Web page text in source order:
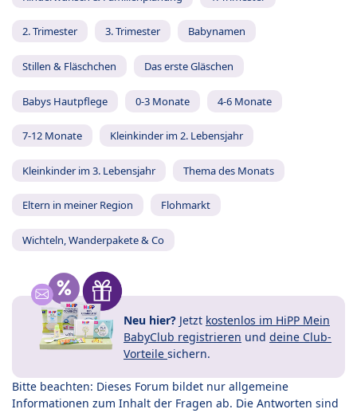
2. Trimester 3. Trimester Babynamen
Stillen & Fläschchen Das erste Gläschen
Babys Hautpflege 0-3 Monate 4-6 Monate
7-12 Monate Kleinkinder im 2. Lebensjahr
Kleinkinder im 3. Lebensjahr Thema des Monats
Eltern in meiner Region Flohmarkt
Wichteln, Wanderpakete & Co
Neu hier? Jetzt kostenlos im HiPP Mein
BabyClub registrieren und deine Club-
Vorteile sichern.
Bitte beachten: Dieses Forum bildet nur allgemeine
Informationen zum Inhalt der Fragen ab. Die Antworten sind